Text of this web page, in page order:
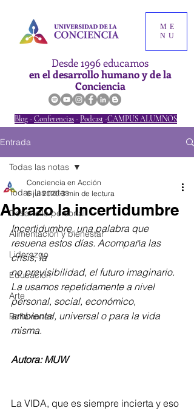
Desde 1996 educamos
en el desarrollo humano y de la
Conciencia
ME
NU
Blog-Conferencias-Podcast-CAMPUS ALUMNOS
Entrada
Todas las notas
Desarrollo personal
Alimentación y bienestar
Liderazgo
Educación
Arte
Reflexiones
Todas las notas
Abrazo la incertidumbre
Conciencia en Acción
6 jul 2020 3 min de lectura
Incertidumbre, una palabra que
resuena estos días. Acompaña las
crisis, la
no previsibilidad, el futuro imaginario.
La usamos repetidamente a nivel
personal, social, económico,
ambiental, universal o para la vida
misma.
Autora: MUW
La VIDA, que es siempre incierta y eso